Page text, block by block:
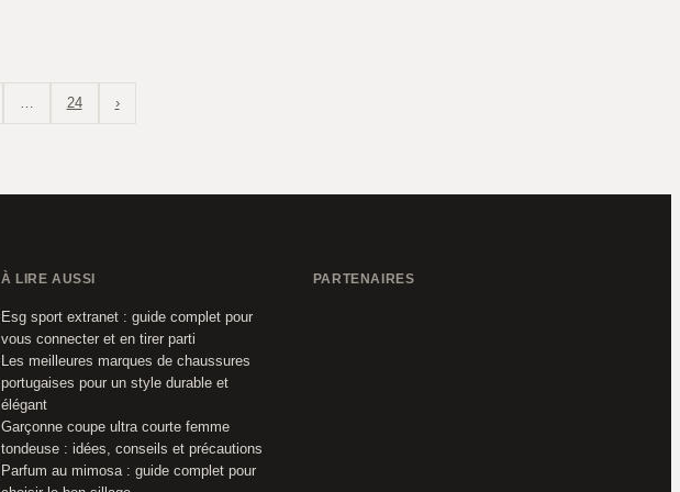
24 ›
À LIRE AUSSI
Esg sport extranet : guide complet pour
vous connecter et en tirer parti
Les meilleures marques de chaussures
portugaises pour un style durable et
élégant
Garçonne coupe ultra courte femme
tondeuse : idées, conseils et précautions
Parfum au mimosa : guide complet pour
PARTENAIRES